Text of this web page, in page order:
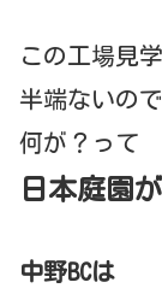
この工場見
半端ないの
何が？って
日本庭園
中野BCは